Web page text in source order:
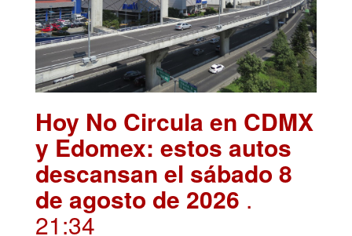
Hoy No Circula en CDMX
y Edomex: estos autos
descansan el sábado 8
de agosto de 2026 .
21:34